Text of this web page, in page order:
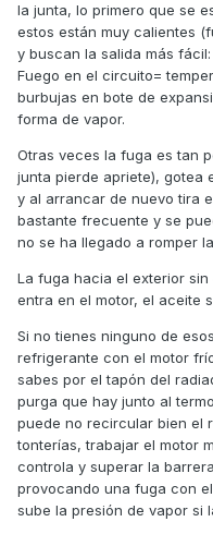
la junta, lo primero que se
estos están muy calientes
y buscan la salida más
Fuego en el circuito=
burbujas en bote de
forma de vapor.
Otras veces la fuga es tan
junta pierde apriete), gotea
y al arrancar de nuevo tira
bastante frecuente y se
no se ha llegado a romper
La fuga hacia el exterior
entra en el motor, el aceite
Si no tienes ninguno de
refrigerante con el motor
sabes por el tapón del
purga que hay junto al
puede no recircular bien el
tonterías, trabajar el motor
controla y superar la
provocando una fuga con
sube la presión de vapor si